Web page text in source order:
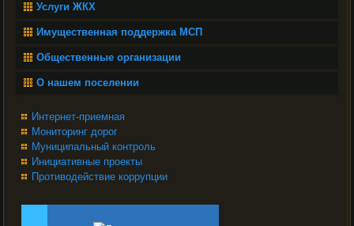
Услуги ЖКХ
Имущественная поддержка МСП
Общественные организации
О нашем поселении
Интернет-приемная
Мониторинг дорог
Муниципальный контроль
Инициативные проекты
Противодействие коррупции